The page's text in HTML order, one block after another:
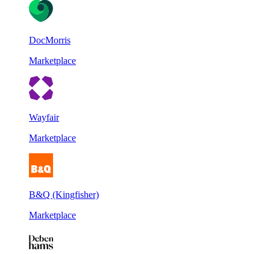
DocMorris
Marketplace
Wayfair
Marketplace
B&Q (Kingfisher)
Marketplace